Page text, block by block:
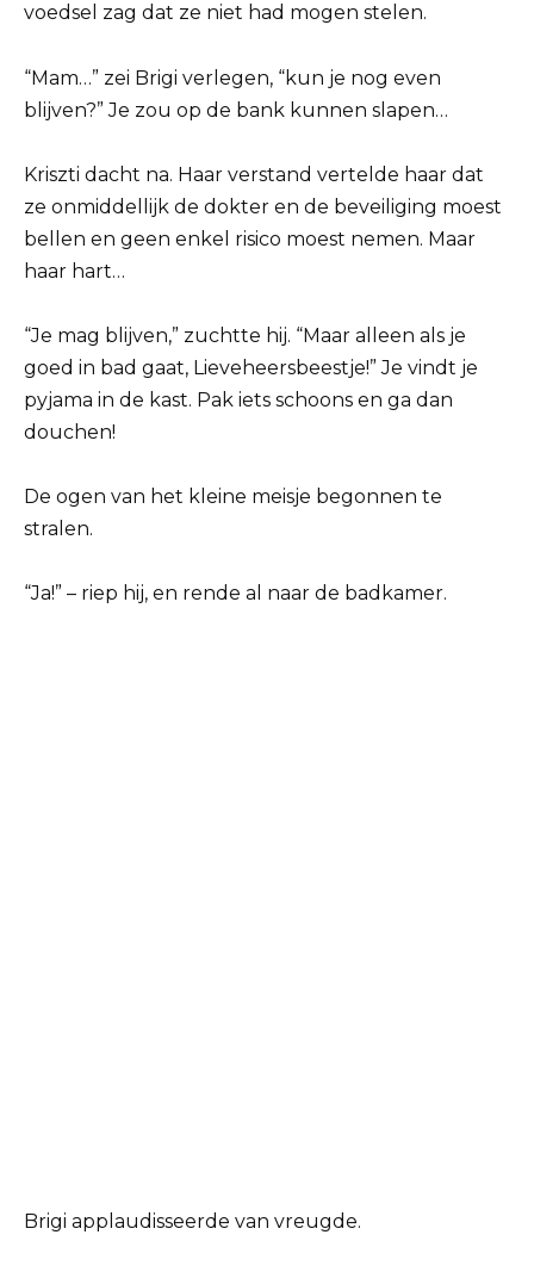
voedsel zag dat ze niet had mogen stelen.
“Mam…” zei Brigi verlegen, “kun je nog even
blijven?” Je zou op de bank kunnen slapen…
Kriszti dacht na. Haar verstand vertelde haar dat
ze onmiddellijk de dokter en de beveiliging moest
bellen en geen enkel risico moest nemen. Maar
haar hart…
“Je mag blijven,” zuchtte hij. “Maar alleen als je
goed in bad gaat, Lieveheersbeestje!” Je vindt je
pyjama in de kast. Pak iets schoons en ga dan
douchen!
De ogen van het kleine meisje begonnen te
stralen.
“Ja!” – riep hij, en rende al naar de badkamer.
Brigi applaudisseerde van vreugde.